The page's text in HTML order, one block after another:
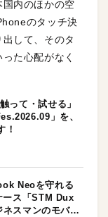
内のほかの空
のタッチ決
して、そのタ
た心配がなく
って・試せる」
」を、
！
Neoを守れる
ース「STM Dux
スマンのモバイ